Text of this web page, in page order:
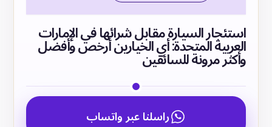
استئجار السيارة مقابل شرائها في الإمارات
العربية المتحدة: أي الخيارين أرخص وأفضل
وأكثر مرونة للسائقين
راسلنا عبر واتساب